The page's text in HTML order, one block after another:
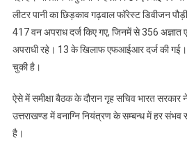
लीटर पानी का छिड़काव गढ़वाल फॉरेस्ट डिवीजन
417 वन अपराध दर्ज किए गए, जिनमें से 356 अज्ञात
अपराधी रहे। 13 के खिलाफ एफआईआर दर्ज की गई।
चुकी है।
ऐसे में समीक्षा बैठक के दौरान गृह सचिव भारत सरकार ने
उत्तराखण्ड में वनाग्नि नियंत्रण के सम्बन्ध में हर संभव
है।